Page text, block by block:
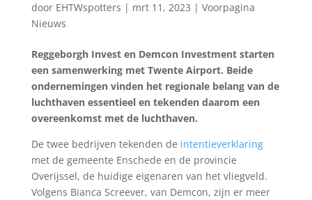
door EHTWspotters | mrt 11, 2023 | Voorpagina
Nieuws
Reggeborgh Invest en Demcon Investment starten
een samenwerking met Twente Airport. Beide
ondernemingen vinden het regionale belang van de
luchthaven essentieel en tekenden daarom een
overeenkomst met de luchthaven.
De twee bedrijven tekenden de intentieverklaring
met de gemeente Enschede en de provincie
Overijssel, de huidige eigenaren van het vliegveld.
Volgens Bianca Screever, van Demcon, zijn er meer